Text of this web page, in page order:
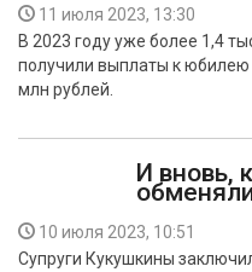
11 июля 2023, 13:30
В 2023 году уже более 1,4
получили выплаты к
млн рублей.
И вновь,
10 июля 2023, 10:51
Супруги Кукушкины